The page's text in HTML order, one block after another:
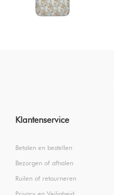
Klantenservice
Betalen en bestellen
Bezorgen of afhalen
Ruilen of retourneren